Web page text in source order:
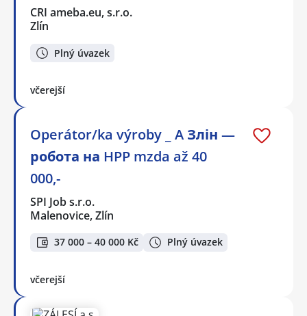
CRI ameba.eu, s.r.o.
Zlín
Plný úvazek
včerejší
Operátor/ka výroby _ A Злін —
робота на HPP mzda až 40
000,-
SPI Job s.r.o.
Malenovice, Zlín
37 000 – 40 000 Kč Plný úvazek
včerejší